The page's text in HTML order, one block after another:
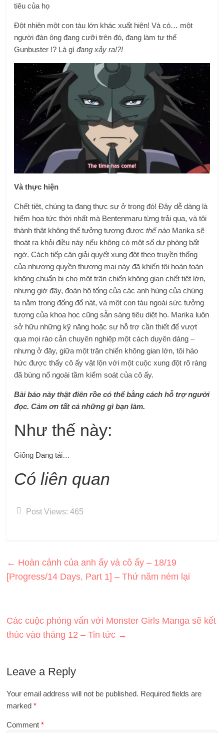
tiêu của họ
Đột nhiên một con tàu lớn khác xuất hiện! Và có… một
người đàn ông đang cưỡi trên đó, đang làm tư thế
Gunbuster !? Là gìđang xảy ra!?!
Và thực hiện
Chết tiệt, chúng ta đang thực sự ở trong đó! Đây dễ dàng là
hiểm họa tức thời nhất mà Bentenmaru từng trải qua, và tôi
thành thật không thể tưởng tượng đượcthế nào Marika sẽ
thoát ra khỏi điều này nếu không có một số dự phòng bất
ngờ. Cách tiếp cận giải quyết xung đột theo truyền thống
của nhượng quyền thương mại này đã khiến tôi hoàn toàn
không chuẩn bị cho một trận chiến không gian chết tiệt lớn,
nhưng giờ đây, đoàn hộ tống của các anh hùng của chúng
ta nằm trong đống đổ nát, và một con tàu ngoài sức tưởng
tượng của khoa học cũng sẵn sàng tiêu diệt họ. Marika luôn
sở hữu những kỹ năng hoặc sự hỗ trợ cần thiết để vượt
qua mọi rào cản chuyên nghiệp một cách duyên dáng –
nhưng ở đây, giữa một trận chiến không gian lớn, tôi háo
hức được thấy cô ấy vật lộn với một cuộc xung đột rõ ràng
đã bùng nổ ngoài tầm kiểm soát của cô ấy.
Bài báo này thật điên rồe có thể bằng cách hỗ trợ người
đọc. Cảm ơn tất cả những gì bạn làm.
Như thế này:
Giống Đang tải…
Có liên quan
Post Views: 465
← Hoàn cảnh của anh ấy và cô ấy – 18/19
[Progress/14 Days, Part 1] – Thứ năm ném lại
Các cuộc phỏng vấn với Monster Girls Manga sẽ kết
thúc vào tháng 12 – Tin tức →
Leave a Reply
Your email address will not be published. Required fields are
marked*
Comment*